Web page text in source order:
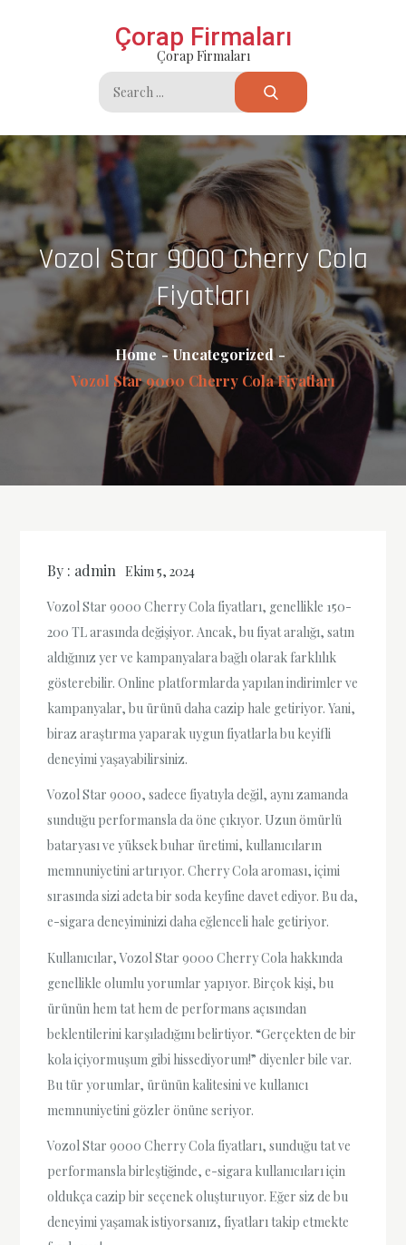
Çorap Firmaları
Çorap Firmaları
Search
for:
Vozol Star 9000 Cherry Cola
Fiyatları
Home
Uncategorized
Vozol Star 9000 Cherry Cola Fiyatları
By : admin Ekim 5, 2024
Vozol Star 9000 Cherry Cola fiyatları, genellikle 150-
200 TL arasında değişiyor. Ancak, bu fiyat aralığı, satın
aldığınız yer ve kampanyalara bağlı olarak farklılık
gösterebilir. Online platformlarda yapılan indirimler ve
kampanyalar, bu ürünü daha cazip hale getiriyor. Yani,
biraz araştırma yaparak uygun fiyatlarla bu keyifli
deneyimi yaşayabilirsiniz.
Vozol Star 9000, sadece fiyatıyla değil, aynı zamanda
sunduğu performansla da öne çıkıyor. Uzun ömürlü
bataryası ve yüksek buhar üretimi, kullanıcıların
memnuniyetini artırıyor. Cherry Cola aroması, içimi
sırasında sizi adeta bir soda keyfine davet ediyor. Bu da,
e-sigara deneyiminizi daha eğlenceli hale getiriyor.
Kullanıcılar, Vozol Star 9000 Cherry Cola hakkında
genellikle olumlu yorumlar yapıyor. Birçok kişi, bu
ürünün hem tat hem de performans açısından
beklentilerini karşıladığını belirtiyor. “Gerçekten de bir
kola içiyormuşum gibi hissediyorum!” diyenler bile var.
Bu tür yorumlar, ürünün kalitesini ve kullanıcı
memnuniyetini gözler önüne seriyor.
Vozol Star 9000 Cherry Cola fiyatları, sunduğu tat ve
performansla birleştiğinde, e-sigara kullanıcıları için
oldukça cazip bir seçenek oluşturuyor. Eğer siz de bu
deneyimi yaşamak istiyorsanız, fiyatları takip etmekte